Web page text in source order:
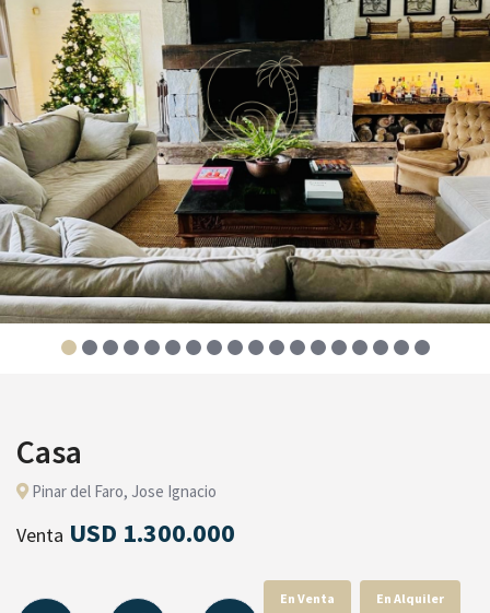
Casa
Pinar del Faro, Jose Ignacio
Venta USD 1.300.000
En Venta En Alquiler